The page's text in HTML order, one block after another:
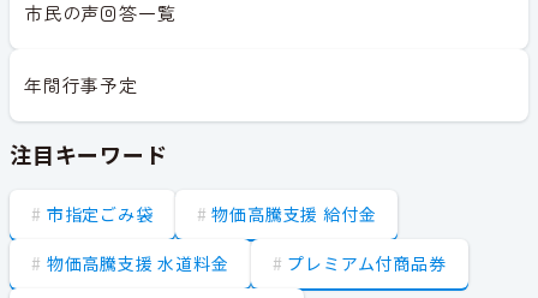
市民の声回答一覧
年間行事予定
注目キーワード
市指定ごみ袋 物価高騰支援 給付金
物価高騰支援 水道料金 プレミアム付商品券